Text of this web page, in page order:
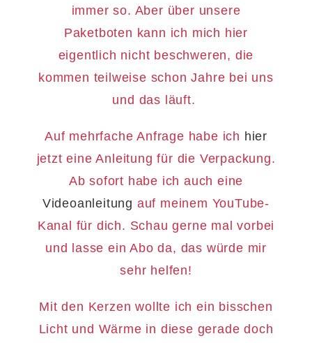
immer so. Aber über unsere
Paketboten kann ich mich hier
eigentlich nicht beschweren, die
kommen teilweise schon Jahre bei uns
und das läuft.
Auf mehrfache Anfrage habe ich hier
jetzt eine Anleitung für die Verpackung.
Ab sofort habe ich auch eine
Videoanleitung auf meinem YouTube-
Kanal für dich. Schau gerne mal vorbei
und lasse ein Abo da, das würde mir
sehr helfen!
Mit den Kerzen wollte ich ein bisschen
Licht und Wärme in diese gerade doch